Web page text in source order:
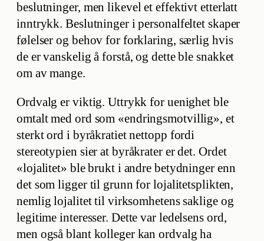
beslutninger, men likevel et effektivt etterlatt
inntrykk. Beslutninger i personalfeltet skaper
følelser og behov for forklaring, særlig hvis
de er vanskelig å forstå, og dette ble snakket
om av mange.
Ordvalg er viktig. Uttrykk for uenighet ble
omtalt med ord som «endringsmotvillig», et
sterkt ord i byråkratiet nettopp fordi
stereotypien sier at byråkrater er det. Ordet
«lojalitet» ble brukt i andre betydninger enn
det som ligger til grunn for lojalitetsplikten,
nemlig lojalitet til virksomhetens saklige og
legitime interesser. Dette var ledelsens ord,
men også blant kolleger kan ordvalg ha